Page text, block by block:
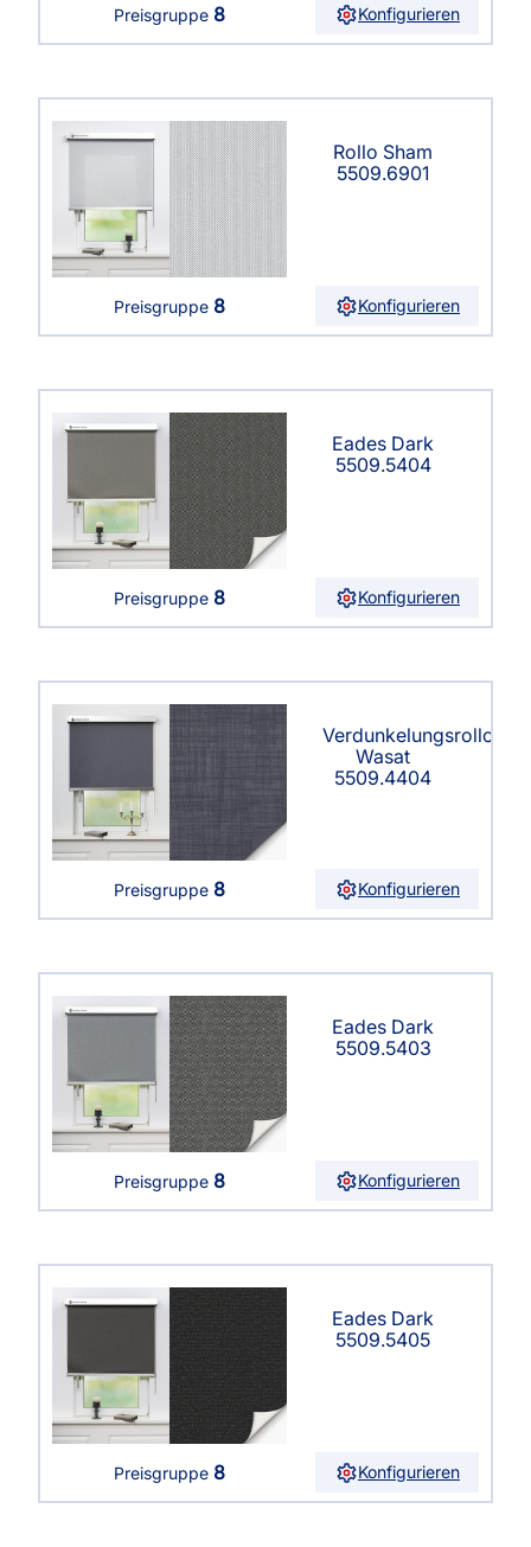
Preisgruppe 8 Konfigurieren
Rollo Sham
5509.6901
Preisgruppe 8 Konfigurieren
Eades Dark
5509.5404
Preisgruppe 8 Konfigurieren
Verdunkelungsrollo
Wasat
5509.4404
Preisgruppe 8 Konfigurieren
Eades Dark
5509.5403
Preisgruppe 8 Konfigurieren
Eades Dark
5509.5405
Preisgruppe 8 Konfigurieren